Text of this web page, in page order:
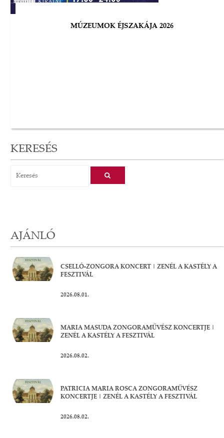
MÚZEUMOK ÉJSZAKÁJA 2026
KERESÉS
AJÁNLÓ
CSELLÓ-ZONGORA KONCERT | ZENÉL A KASTÉLY A
FESZTIVÁL
2026.08.01.
MARIA MASUDA ZONGORAMŰVÉSZ KONCERTJE |
ZENÉL A KASTÉLY A FESZTIVÁL
2026.08.02.
PATRICIA MARIA ROSCA ZONGORAMŰVÉSZ
KONCERTJE | ZENÉL A KASTÉLY A FESZTIVÁL
2026.08.02.